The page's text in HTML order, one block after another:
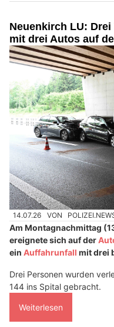
Neuenkirch LU:
mit drei Autos auf
14.07.26 VON
Am Montagnachmittag
ereignete sich auf der
ein Auffahrunfall mit drei
Drei Personen wurden
144 ins Spital gebracht.
Weiterlesen